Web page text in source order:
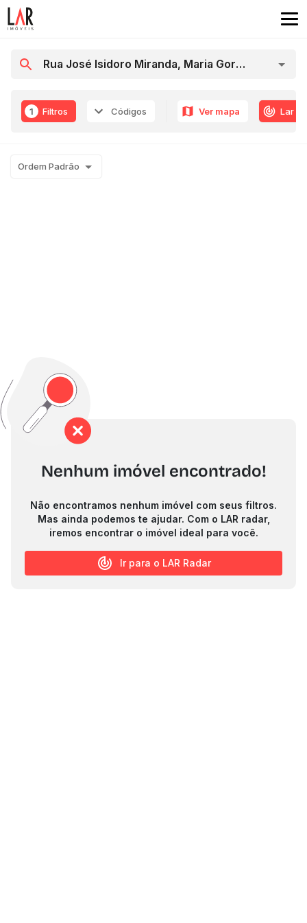
1 Filtros Códigos Ver mapa Lar
Ordem Padrão
Nenhum imóvel encontrado!
Não encontramos nenhum imóvel com seus filtros.
Mas ainda podemos te ajudar. Com o LAR radar,
iremos encontrar o imóvel ideal para você.
Ir para o LAR Radar